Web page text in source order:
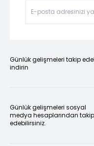
Günlük gelişmeleri takip
indirin
Günlük gelişmeleri sosyal
medya hesaplarından takip
edebilirsiniz.